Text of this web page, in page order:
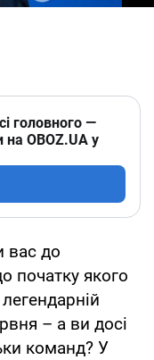
головного —
на OBOZ.UA у
вас до
початку якого
– а ви досі
команд? У